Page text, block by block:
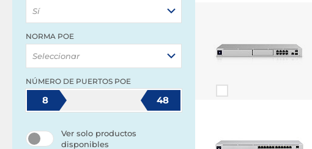
Sí
NORMA POE
Seleccionar
NÚMERO DE PUERTOS POE
8 48
Ver solo productos
disponibles